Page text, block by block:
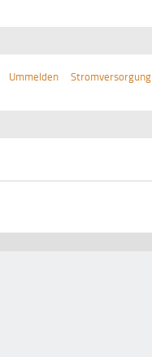
Ummelden Stromversorgung